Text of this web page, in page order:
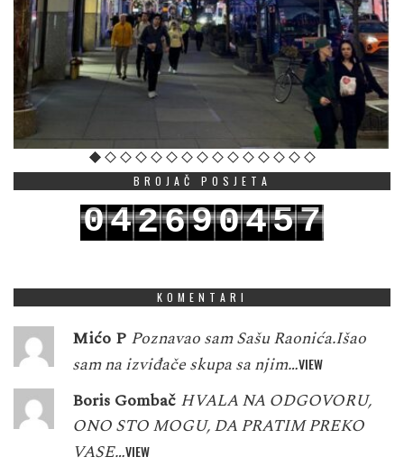
BROJAČ POSJETA
042690457
KOMENTARI
Mićo P Poznavao sam Sašu Raonića.Išao
sam na izviđače skupa sa njim…VIEW
Boris Gombač HVALA NA ODGOVORU,
ONO STO MOGU, DA PRATIM PREKO
VASE…VIEW